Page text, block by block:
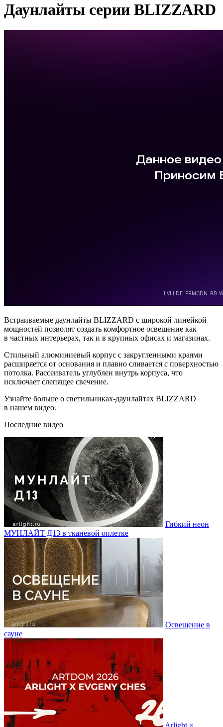
Даунлайты серии BLIZZARD
Встраиваемые даунлайты BLIZZARD с широкой линейкой
мощностей позволят создать комфортное освещение как
в частных интерьерах, так и в крупных офисах и магазинах.
Стильный алюминиевый корпус с закругленными краями
расширяется от основания и плавно сливается с поверхностью
потолка. Рассеиватель углублен внутрь корпуса, что
исключает слепящее свечение.
Узнайте больше о светильниках-даунлайтах BLIZZARD
в нашем видео.
Последние видео
Гибкий неон
МУНЛАЙТ Д13 в тканевой оплетке
Освещение в
сауне
Arlight ×